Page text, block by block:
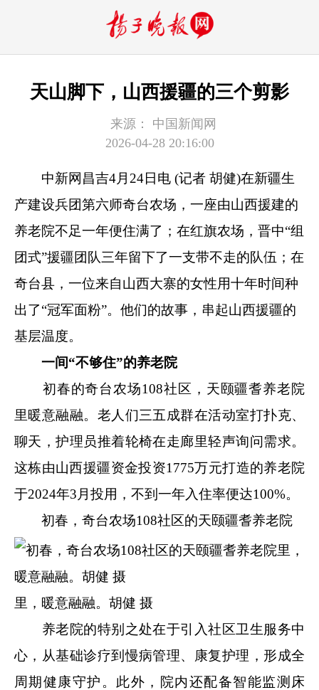
天山脚下，山西援疆的三个剪影
来源：
中国新闻网
2026-04-28 20:16:00
中新网昌吉4月24日电 (记者 胡健)在新疆生
产建设兵团第六师奇台农场，一座由山西援建的
养老院不足一年便住满了；在红旗农场，晋中“组
团式”援疆团队三年留下了一支带不走的队伍；在
奇台县，一位来自山西大寨的女性用十年时间种
出了“冠军面粉”。他们的故事，串起山西援疆的
基层温度。
一间“不够住”的养老院
初春的奇台农场108社区，天颐疆耆养老院
里暖意融融。老人们三五成群在活动室打扑克、
聊天，护理员推着轮椅在走廊里轻声询问需求。
这栋由山西援疆资金投资1775万元打造的养老院
于2024年3月投用，不到一年入住率便达100%。
初春，奇台农场108社区的天颐疆耆养老院
里，暖意融融。胡健 摄
养老院的特别之处在于引入社区卫生服务中
心，从基础诊疗到慢病管理、康复护理，形成全
周期健康守护。此外，院内还配备智能监测床